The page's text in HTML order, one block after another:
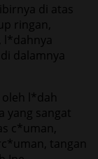
di atas
ringan,
l*dahnya
dalamnya
l*dah
yang sangat
c*uman,
tangan